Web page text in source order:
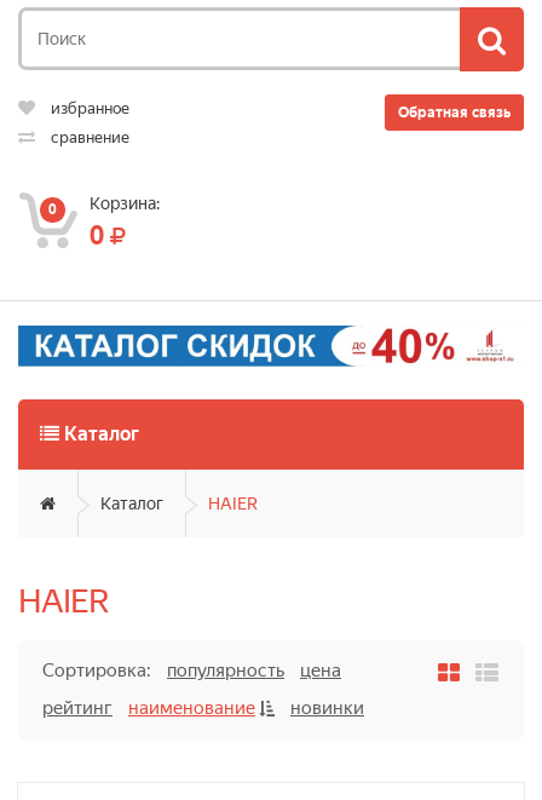
Обратная связь
избранное
сравнение
0 Корзина:
0
Каталог
Каталог HAIER
HAIER
Сортировка: популярность
цена
рейтинг
наименование новинки